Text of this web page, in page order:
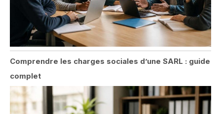
Comprendre les charges sociales d’une SARL : guide
complet